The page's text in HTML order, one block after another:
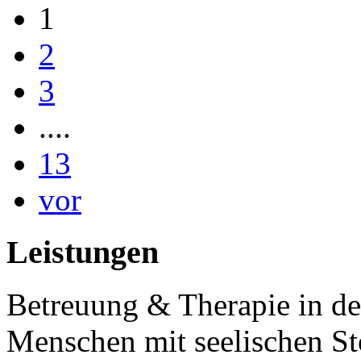
1
2
3
....
13
vor
Leistungen
Betreuung & Therapie in
Menschen mit seelischen